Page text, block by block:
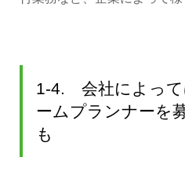
1-4. 会社によっ
ームプランナーを
も